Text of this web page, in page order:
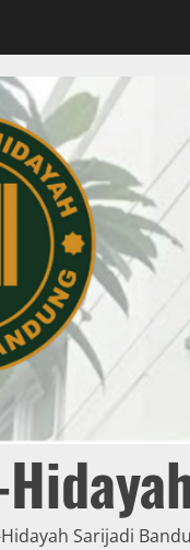
Sarijadi